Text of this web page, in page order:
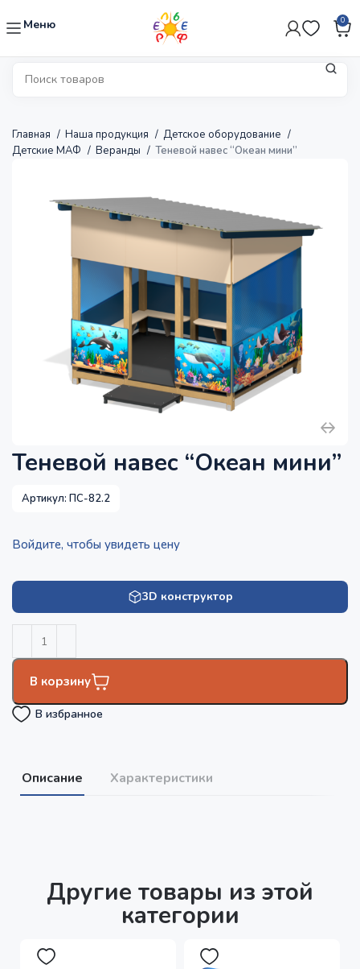
Меню 0
Главная Наша продукция
Детское оборудование
Детские МАФ
Веранды Теневой навес “Океан мини”
Теневой навес “Океан мини”
Артикул:ПС-82.2
Войдите, чтобы увидеть цену
3D конструктор
В корзину
В избранное
Описание Характеристики
Другие товары из этой
категории